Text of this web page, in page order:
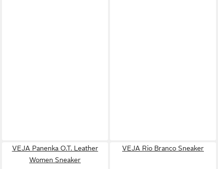
VEJA Panenka O.T. Leather
Women Sneaker
VEJA Rio Branco Sneaker